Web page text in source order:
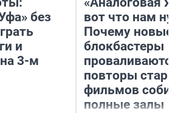
без
и
3-м
вот что нам
Почему новые
блокбастеры
повторы
фильмов
полные залы